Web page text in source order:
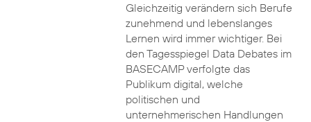
Gleichzeitig verändern sich Berufe
zunehmend und lebenslanges
Lernen wird immer wichtiger. Bei
den Tagesspiegel Data Debates im
BASECAMP verfolgte das
Publikum digital, welche
politischen und
unternehmerischen Handlungen